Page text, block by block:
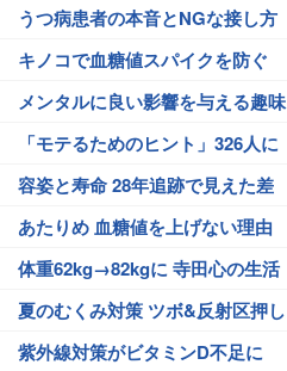
うつ病患者の本音とNGな接し方
キノコで血糖値スパイクを防ぐ
メンタルに良い影響を与える趣味
「モテるためのヒント」326人に
容姿と寿命 28年追跡で見えた差
あたりめ 血糖値を上げない理由
体重62kg→82kgに 寺田心の生活
夏のむくみ対策 ツボ&反射区押し
紫外線対策がビタミンD不足に